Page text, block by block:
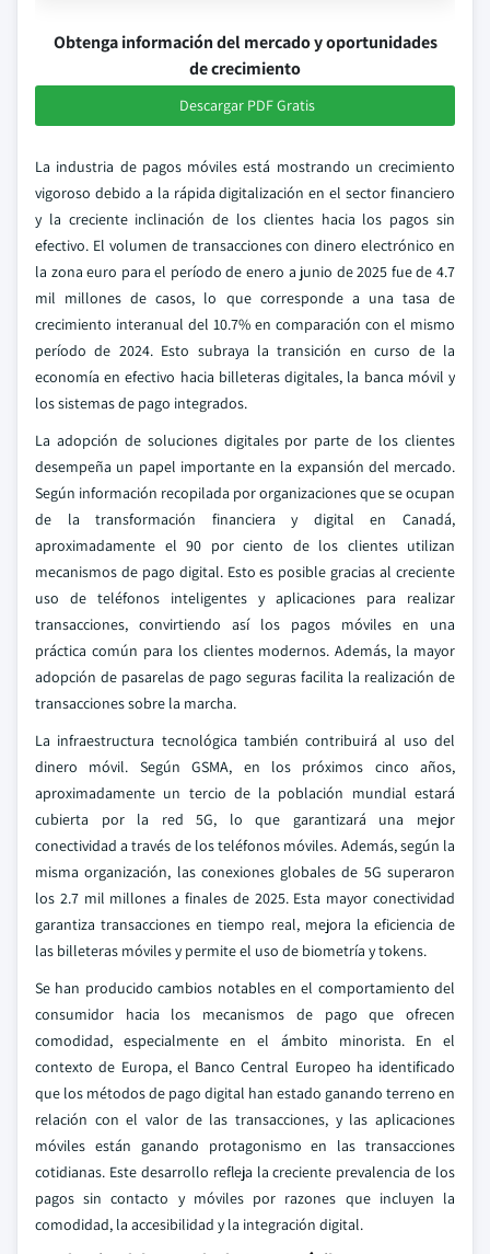
Obtenga información del mercado y oportunidades
de crecimiento
Descargar PDF Gratis
La industria de pagos móviles está mostrando un crecimiento
vigoroso debido a la rápida digitalización en el sector financiero
y la creciente inclinación de los clientes hacia los pagos sin
efectivo. El volumen de transacciones con dinero electrónico en
la zona euro para el período de enero a junio de 2025 fue de 4.7
mil millones de casos, lo que corresponde a una tasa de
crecimiento interanual del 10.7% en comparación con el mismo
período de 2024. Esto subraya la transición en curso de la
economía en efectivo hacia billeteras digitales, la banca móvil y
los sistemas de pago integrados.
La adopción de soluciones digitales por parte de los clientes
desempeña un papel importante en la expansión del mercado.
Según información recopilada por organizaciones que se ocupan
de la transformación financiera y digital en Canadá,
aproximadamente el 90 por ciento de los clientes utilizan
mecanismos de pago digital. Esto es posible gracias al creciente
uso de teléfonos inteligentes y aplicaciones para realizar
transacciones, convirtiendo así los pagos móviles en una
práctica común para los clientes modernos. Además, la mayor
adopción de pasarelas de pago seguras facilita la realización de
transacciones sobre la marcha.
La infraestructura tecnológica también contribuirá al uso del
dinero móvil. Según GSMA, en los próximos cinco años,
aproximadamente un tercio de la población mundial estará
cubierta por la red 5G, lo que garantizará una mejor
conectividad a través de los teléfonos móviles. Además, según la
misma organización, las conexiones globales de 5G superaron
los 2.7 mil millones a finales de 2025. Esta mayor conectividad
garantiza transacciones en tiempo real, mejora la eficiencia de
las billeteras móviles y permite el uso de biometría y tokens.
Se han producido cambios notables en el comportamiento del
consumidor hacia los mecanismos de pago que ofrecen
comodidad, especialmente en el ámbito minorista. En el
contexto de Europa, el Banco Central Europeo ha identificado
que los métodos de pago digital han estado ganando terreno en
relación con el valor de las transacciones, y las aplicaciones
móviles están ganando protagonismo en las transacciones
cotidianas. Este desarrollo refleja la creciente prevalencia de los
pagos sin contacto y móviles por razones que incluyen la
comodidad, la accesibilidad y la integración digital.